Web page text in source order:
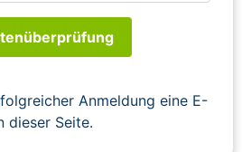
Anmeldung eine E-
dieser Seite.